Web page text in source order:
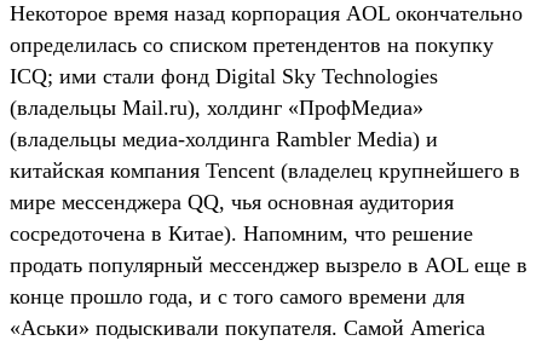
Некоторое время назад корпорация AOL окончательно
определилась со списком претендентов на покупку
ICQ; ими стали фонд Digital Sky Technologies
(владельцы Mail.ru), холдинг «ПрофМедиа»
(владельцы медиа-холдинга Rambler Media) и
китайская компания Tencent (владелец крупнейшего в
мире мессенджера QQ, чья основная аудитория
сосредоточена в Китае). Напомним, что решение
продать популярный мессенджер вызрело в AOL еще в
конце прошло года, и с того самого времени для
«Аськи» подыскивали покупателя. Самой America